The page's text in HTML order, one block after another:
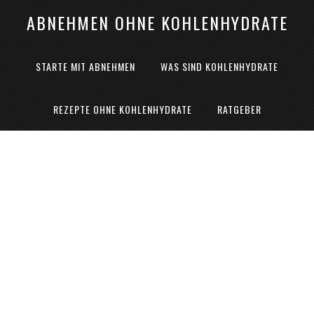
ABNEHMEN OHNE KOHLENHYDRATE
STARTE MIT ABNEHMEN WAS SIND KOHLENHYDRATE
REZEPTE OHNE KOHLENHYDRATE RATGEBER